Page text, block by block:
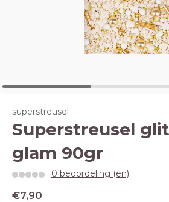
superstreusel
Superstreusel
glam 90gr
0 beoordeling (en)
€7,90